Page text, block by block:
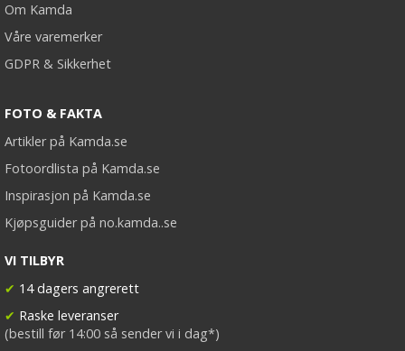
Om Kamda
Våre varemerker
GDPR & Sikkerhet
FOTO & FAKTA
Artikler på Kamda.se
Fotoordlista på Kamda.se
Inspirasjon på Kamda.se
Kjøpsguider på no.kamda..se
VI TILBYR
✔ 14 dagers angrerett
✔ Raske leveranser
(bestill før 14:00 så sender vi i dag*)